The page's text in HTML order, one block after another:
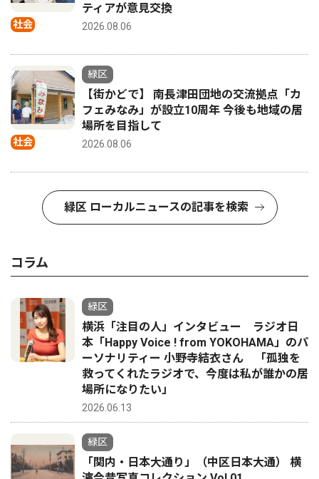
社会
ティアが意見交換
2026.08.06
社会
緑区
【街かどで】 南長津田団地の交流拠点「カ
フェみなみ」が設立10周年 今後も地域の居
場所を目指して
2026.08.06
緑区 ローカルニュースの記事を検索
コラム
緑区
横浜「注目の人」インタビュー ラジオ日
本「Happy Voice ! from YOKOHAMA」のパ
ーソナリティー 小野寺結衣さん 「孤独を
救ってくれたラジオで、今度は私が誰かの居
場所になりたい」
2026.06.13
緑区
「関内・日本大通り」（中区日本大通） 横